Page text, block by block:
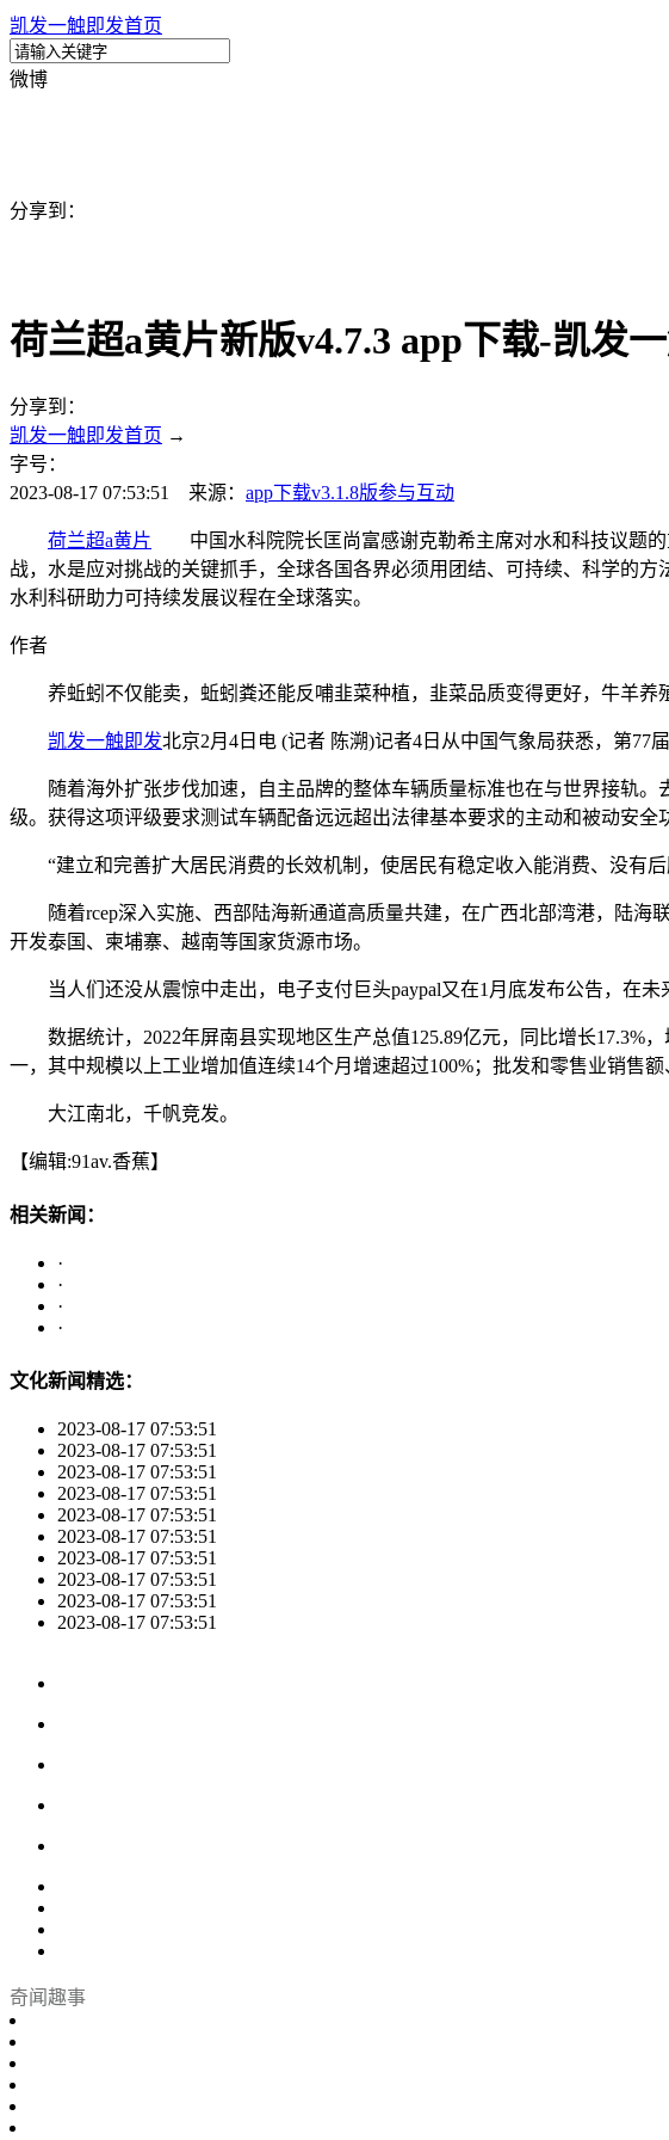
凯发一触即发首页
微博
分享到：
荷兰超a黄片新版v4.7.3 app下载-凯发
分享到：
凯发一触即发首页 →
字号：
2023-08-17 07:53:51 来源： app下载v3.1.8版参与互动
荷兰超a黄片 中国水科院院长匡尚富感谢克勒希主席对水和科技议题的
战，水是应对挑战的关键抓手，全球各国各界必须用团结、可持续、科学的
水利科研助力可持续发展议程在全球落实。
作者
养蚯蚓不仅能卖，蚯蚓粪还能反哺韭菜种植，韭菜品质变得更好，牛羊养
凯发一触即发北京2月4日电 (记者 陈溯)记者4日从中国气象局获悉，第77
随着海外扩张步伐加速，自主品牌的整体车辆质量标准也在与世界接轨。去
级。获得这项评级要求测试车辆配备远远超出法律基本要求的主动和被动安全
“建立和完善扩大居民消费的长效机制，使居民有稳定收入能消费、没有后
随着rcep深入实施、西部陆海新通道高质量共建，在广西北部湾港，陆海
开发泰国、柬埔寨、越南等国家货源市场。
当人们还没从震惊中走出，电子支付巨头paypal又在1月底发布公告，在未
数据统计，2022年屏南县实现地区生产总值125.89亿元，同比增长17.3%
一，其中规模以上工业增加值连续14个月增速超过100%；批发和零售业销售
大江南北，千帆竞发。
【编辑:91av.香蕉】
相关新闻：
·
·
·
·
文化新闻精选：
2023-08-17 07:53:51
2023-08-17 07:53:51
2023-08-17 07:53:51
2023-08-17 07:53:51
2023-08-17 07:53:51
2023-08-17 07:53:51
2023-08-17 07:53:51
2023-08-17 07:53:51
2023-08-17 07:53:51
2023-08-17 07:53:51
奇闻趣事